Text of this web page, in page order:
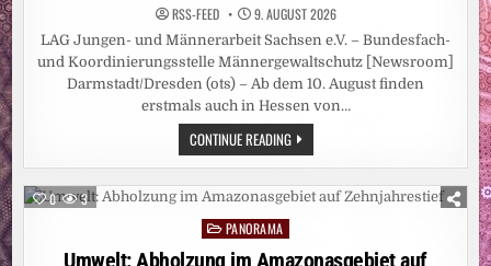
RSS-FEED 9. AUGUST 2026
LAG Jungen- und Männerarbeit Sachsen e.V. – Bundesfach-
und Koordinierungsstelle Männergewaltschutz [Newsroom]
Darmstadt/Dresden (ots) – Ab dem 10. August finden
erstmals auch in Hessen von…
CONTINUE READINGERSTE
MÄNNERSCHUTZWOHNUNG
IN
ERÖFFNET
–
BEIM
0 3
PostedPANORAMA
Umwelt: Abholzung im Amazonasgebiet auf